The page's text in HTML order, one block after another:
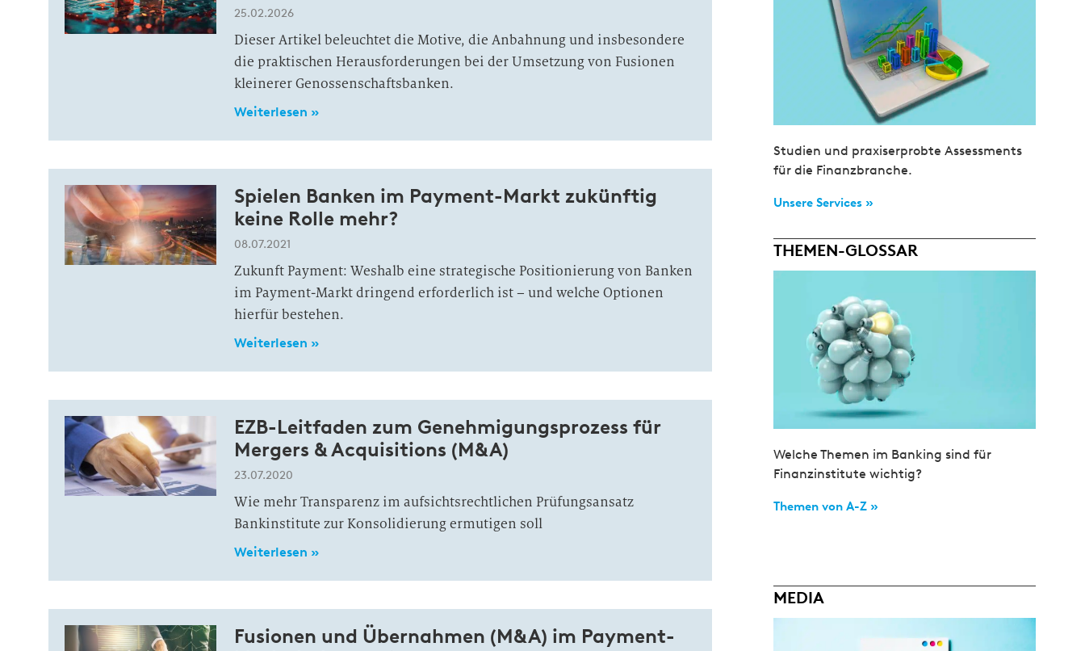
25.02.2026
Dieser Artikel beleuchtet die Motive, die Anbahnung und insbesondere
die praktischen Herausforderungen bei der Umsetzung von Fusionen
kleinerer Genossenschaftsbanken.
Weiterlesen »
Spielen Banken im Payment-Markt zukünftig
keine Rolle mehr?
08.07.2021
Zukunft Payment: Weshalb eine strategische Positionierung von Banken
im Payment-Markt dringend erforderlich ist – und welche Optionen
hierfür bestehen.
Weiterlesen »
EZB-Leitfaden zum Genehmigungsprozess für
Mergers & Acquisitions (M&A)
23.07.2020
Wie mehr Transparenz im aufsichtsrechtlichen Prüfungsansatz
Bankinstitute zur Konsolidierung ermutigen soll
Weiterlesen »
Fusionen und Übernahmen (M&A) im Payment-
Studien und praxiserprobte Assessments
für die Finanzbranche.
Unsere Services »
THEMEN-GLOSSAR
Welche Themen im Banking sind für
Finanzinstitute wichtig?
Themen von A-Z »
MEDIA